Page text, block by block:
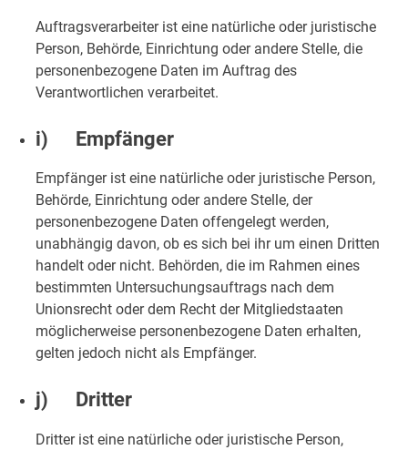
Auftragsverarbeiter ist eine natürliche oder juristische
Person, Behörde, Einrichtung oder andere Stelle, die
personenbezogene Daten im Auftrag des
Verantwortlichen verarbeitet.
i) Empfänger
Empfänger ist eine natürliche oder juristische Person,
Behörde, Einrichtung oder andere Stelle, der
personenbezogene Daten offengelegt werden,
unabhängig davon, ob es sich bei ihr um einen Dritten
handelt oder nicht. Behörden, die im Rahmen eines
bestimmten Untersuchungsauftrags nach dem
Unionsrecht oder dem Recht der Mitgliedstaaten
möglicherweise personenbezogene Daten erhalten,
gelten jedoch nicht als Empfänger.
j) Dritter
Dritter ist eine natürliche oder juristische Person,